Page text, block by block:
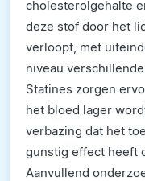
cholesterolgehalte
deze stof door het
verloopt, met
niveau
Statines zorgen
het bloed lager
verbazing dat het
gunstig effect heeft
Aanvullend